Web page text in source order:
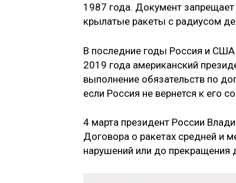
1987 года. Документ
крылатые ракеты с радиусом
В последние годы Россия и
2019 года американский
выполнение обязательств по
если Россия не вернется к его
4 марта президент России
Договора о ракетах средней и
нарушений или до прекращения